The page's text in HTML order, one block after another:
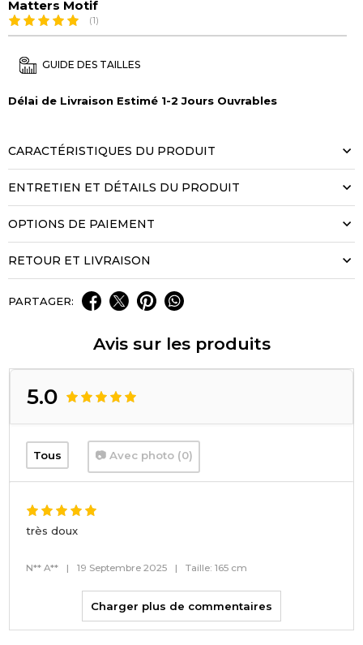
Matters Motif
(1)
GUIDE DES TAILLES
Délai de Livraison Estimé 1-2 Jours Ouvrables
CARACTÉRISTIQUES DU PRODUIT
ENTRETIEN ET DÉTAILS DU PRODUIT
OPTIONS DE PAIEMENT
RETOUR ET LIVRAISON
PARTAGER:
Avis sur les produits
5.0
Tous 📷 Avec photo (0)
très doux
N** A** | 19 Septembre 2025 | Taille: 165 cm
Charger plus de commentaires